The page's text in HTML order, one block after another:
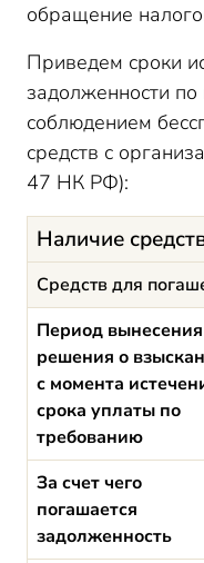
обращение
Приведем сроки
задолженности
соблюдением
средств с
47 НК РФ):
Наличие
Средств для
Период вынесения
решения о
с момента
срока уплаты по
требованию
За счет чего
погашается
задолженность